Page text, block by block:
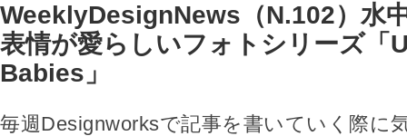
WeeklyDesignNews（N.102）水
表情が愛らしいフォトシリーズ「
Babies」
毎週Designworksで記事を書いていく際に